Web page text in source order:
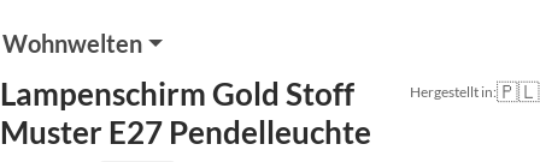
Wohnwelten
Lampenschirm Gold Stoff
Muster E27 Pendelleuchte
Hergestellt in:🇵🇱